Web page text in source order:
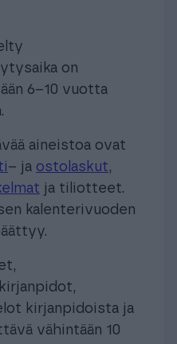
on
6–10 vuotta
aineistoa ovat
– ja ostolaskut,
ja tiliotteet.
kalenterivuoden
kirjanpidoista ja
vähintään 10